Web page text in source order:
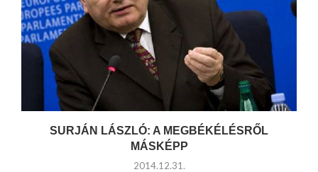
SURJÁN LÁSZLÓ: A MEGBÉKÉLÉSRŐL
MÁSKÉPP
2014.12.31.